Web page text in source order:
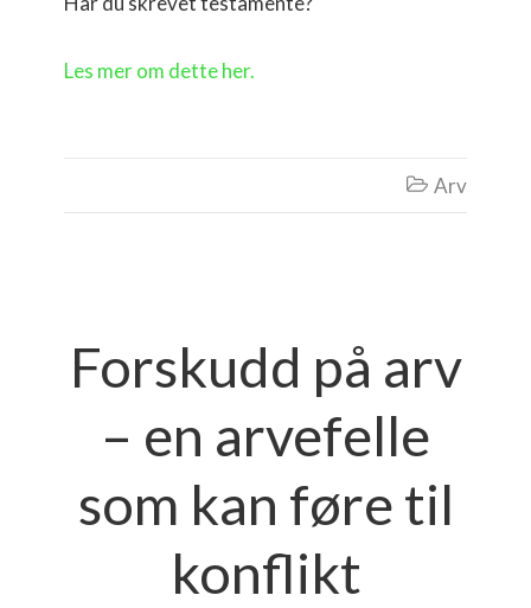
Les mer om dette her.
 Arv
Forskudd på arv
– en arvefelle
som kan føre til
konflikt